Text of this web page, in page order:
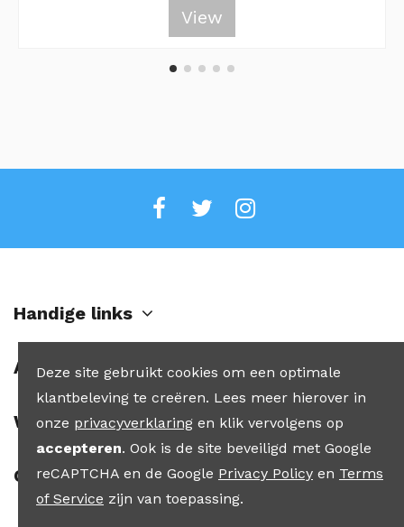
View
Handige links
Account
Winkel
Contact
Deze site gebruikt cookies om een optimale
klantbeleving te creëren. Lees meer hierover in
onze privacyverklaring en klik vervolgens op
accepteren. Ook is de site beveiligd met Google
reCAPTCHA en de Google Privacy Policy en Terms
of Service zijn van toepassing.